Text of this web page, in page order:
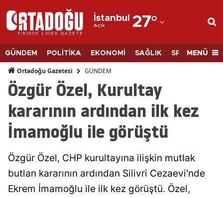
İstanbul
Açık 27°
Adana
Adıyaman
Afyonkarahisar
Ağrı
Amasya
Ankara
Antalya
Artvin
Aydın
GÜNDEM POLİTİKA EKONOMİ SAĞLIK SPORMENÜ
Ortadoğu Gazetesi GÜNDEM
Özgür Özel, Kurultay
kararının ardından ilk kez
İmamoğlu ile görüştü
Özgür Özel, CHP kurultayına ilişkin mutlak
butlan kararının ardından Silivri Cezaevi'nde
Ekrem İmamoğlu ile ilk kez görüştü. Özel,